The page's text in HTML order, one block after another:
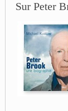
Sur Peter